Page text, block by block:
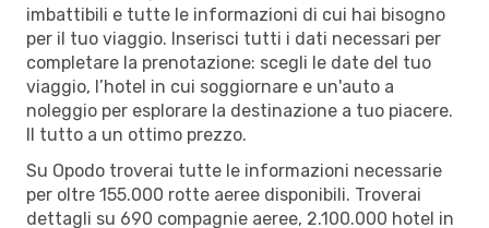
imbattibili e tutte le informazioni di cui hai bisogno
per il tuo viaggio. Inserisci tutti i dati necessari per
completare la prenotazione: scegli le date del tuo
viaggio, l’hotel in cui soggiornare e un'auto a
noleggio per esplorare la destinazione a tuo piacere.
Il tutto a un ottimo prezzo.
Su Opodo troverai tutte le informazioni necessarie
per oltre 155.000 rotte aeree disponibili. Troverai
dettagli su 690 compagnie aeree, 2.100.000 hotel in